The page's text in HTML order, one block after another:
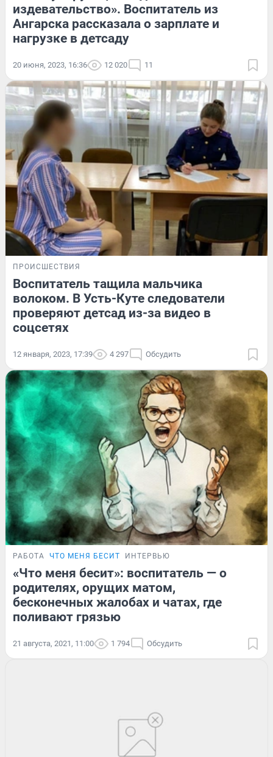
издевательство». Воспитатель из
Ангарска рассказала о зарплате и
нагрузке в детсаду
20 июня, 2023, 16:36 12 020 11
ПРОИСШЕСТВИЯ
Воспитатель тащила мальчика
волоком. В Усть-Куте следователи
проверяют детсад из-за видео в
соцсетях
12 января, 2023, 17:39 4 297 Обсудить
РАБОТА ЧТО МЕНЯ БЕСИТ ИНТЕРВЬЮ
«Что меня бесит»: воспитатель — о
родителях, орущих матом,
бесконечных жалобах и чатах, где
поливают грязью
21 августа, 2021, 11:00 1 794 Обсудить